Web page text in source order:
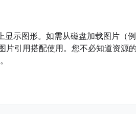
显示图形。如需从磁盘加载图片（
片引用搭配使用。您不必知道资源